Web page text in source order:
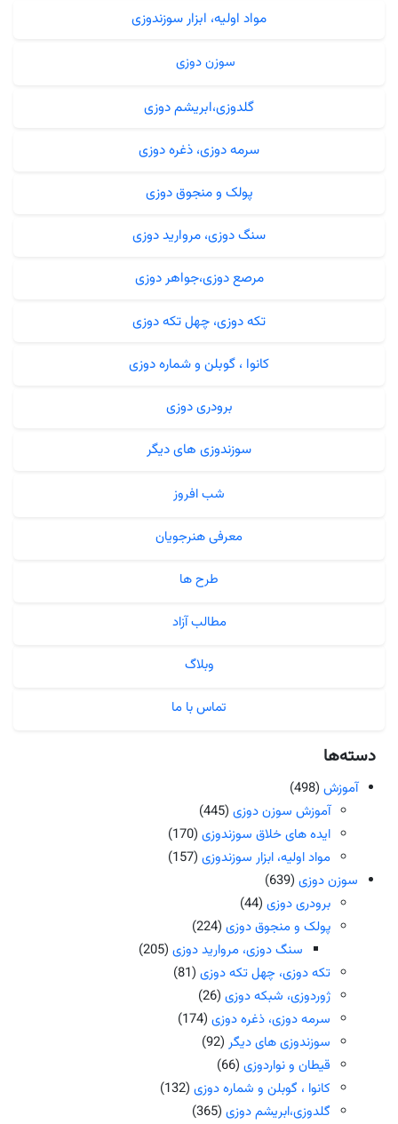
مواد اولیه، ابزار سوزندوزی
سوزن دوزی
گلدوزی،ابریشم دوزی
سرمه دوزی، ذغره دوزی
پولک و منجوق دوزی
سنگ دوزی، مروارید دوزی
مرصع دوزی،جواهر دوزی
تکه دوزی، چهل تکه دوزی
کانوا ، گوبلن و شماره دوزی
برودری دوزی
سوزندوزی های دیگر
شب افروز
معرفی هنرجویان
طرح ها
مطالب آزاد
وبلاگ
تماس با ما
دسته‌ها
آموزش (498)
آموزش سوزن دوزی (445)
ایده های خلاق سوزندوزی (170)
مواد اولیه، ابزار سوزندوزی (157)
سوزن دوزی (639)
برودری دوزی (44)
پولک و منجوق دوزی (224)
سنگ دوزی، مروارید دوزی(205)
تکه دوزی، چهل تکه دوزی (81)
ژوردوزی، شبکه دوزی (26)
سرمه دوزی، ذغره دوزی (174)
سوزندوزی های دیگر (92)
قیطان و نواردوزی (66)
کانوا ، گوبلن و شماره دوزی (132)
گلدوزی،ابریشم دوزی (365)